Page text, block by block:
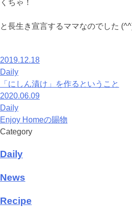
くちゃ！
と長生き宣言するママなのでした
2019.12.18
Daily
「にしん漬け」を作るということ
2020.06.09
Daily
Enjoy Homeの賜物
Category
Daily
News
Recipe